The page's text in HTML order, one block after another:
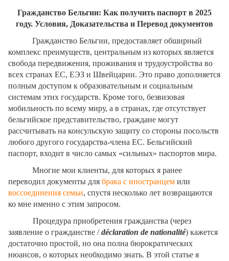
Гражданство Бельгии: Как получить паспорт в 2025
году. Условия, Доказательства и Перевод документов
Гражданство Бельгии, предоставляет обширный
комплекс преимуществ, центральным из которых является
свобода передвижения, проживания и трудоустройства во
всех странах ЕС, ЕЭЗ и Швейцарии. Это право дополняется
полным доступом к образовательным и социальным
системам этих государств. Кроме того, безвизовая
мобильность по всему миру, а в странах, где отсутствует
бельгийское представительство, граждане могут
рассчитывать на консульскую защиту со стороны посольств
любого другого государства-члена ЕС. Бельгийский
паспорт, входит в число самых «сильных» паспортов мира.
Многие мои клиенты, для которых я ранее
переводил документы для брака с иностранцем или
воссоединения семьи, спустя несколько лет возвращаются
ко мне именно с этим запросом.
Процедура приобретения гражданства (через
заявление о гражданстве /déclaration de nationalité) кажется
достаточно простой, но она полна бюрократических
нюансов, о которых необходимо знать. В этой статье я